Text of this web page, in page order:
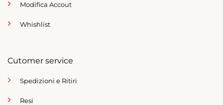
Modifica Accout
Whishlist
Cutomer service
Spedizioni e Ritiri
Resi